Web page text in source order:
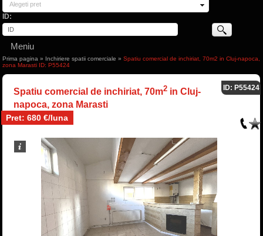
Alegeti pret
ID:
Meniu
Prima pagina » Inchiriere spatii comerciale »Spatiu comercial de inchiriat, 70m2 in Cluj-napoca,
zona Marasti ID: P55424
Spatiu comercial de inchiriat, 70m2in Cluj-
napoca, zona Marasti
Pret: 680 €/luna
ID: P55424